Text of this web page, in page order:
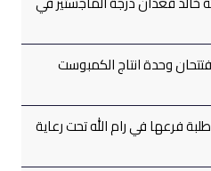
وحدة انتاج الكمبوست
فرعها في رام الله تحت رعاية